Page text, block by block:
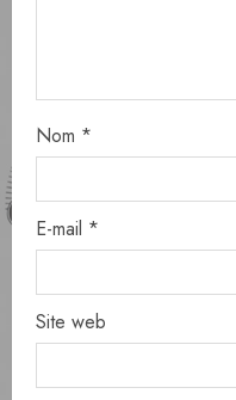
Nom *
E-mail *
Site web